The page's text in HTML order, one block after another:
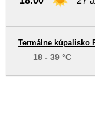
Termálne kúpalisko
18 - 39 °C